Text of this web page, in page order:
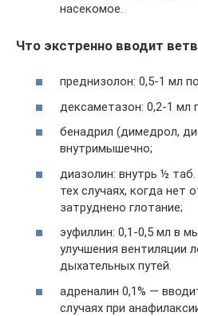
насекомое.
Что экстренно вводит
преднизолон: 0,5-1 мл
дексаметазон: 0,2-1
бенадрил (димедрол,
внутримышечно;
диазолин: внутрь ½
тех случаях, когда нет
затруднено глотание;
эуфиллин: 0,1-0,5 мл в
улучшения вентиляции
дыхательных путей.
адреналин 0,1% —
случаях при